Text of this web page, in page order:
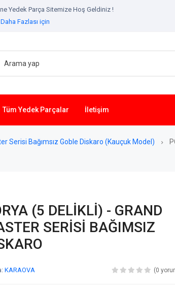
Yedek Parça Sitemize Hoş Geldiniz !
Daha Fazlası için
Tüm Yedek Parçalar İletişim
Serisi Bağımsız Goble Diskaro (Kauçuk Model)
(5 DELİKLİ) - GRAND
SERİSİ BAĞIMSIZ
KARAOVA (0